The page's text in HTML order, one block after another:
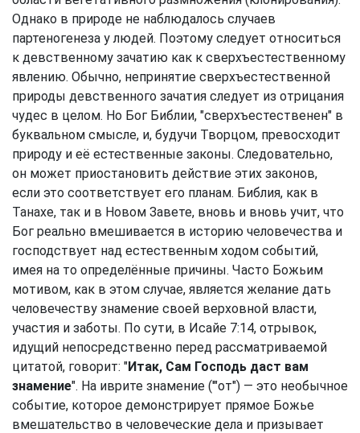
Однако в природе не наблюдалось случаев
партеногенеза у людей. Поэтому следует относиться
к девственному зачатию как к сверхъестественному
явлению. Обычно, непринятие сверхъестественной
природы девственного зачатия следует из отрицания
чудес в целом. Но Бог Библии, "сверхъестественен" в
буквальном смысле, и, будучи Творцом, превосходит
природу и её естественные законы. Следовательно,
он может приостановить действие этих законов,
если это соответствует его планам. Библия, как в
Танахе, так и в Новом Завете, вновь и вновь учит, что
Бог реально вмешивается в историю человечества и
господствует над естественным ходом событий,
имея на то определённые причины. Часто Божьим
мотивом, как в этом случае, является желание дать
человечеству знамение своей верховной власти,
участия и заботы. По сути, в Исайе 7:14, отрывок,
идущий непосредственно перед рассматриваемой
цитатой, говорит: "Итак, Сам Господь даст вам
знамение". На иврите знамение ('"от") — это необычное
событие, которое демонстрирует прямое Божье
вмешательство в человеческие дела и призывает